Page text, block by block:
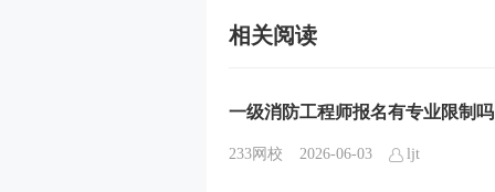
相关阅读
一级消防工程师报名有专业限制吗
233网校 2026-06-03 ljt